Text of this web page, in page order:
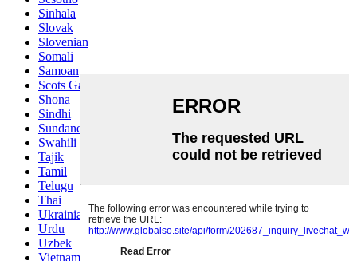
Sinhala
Slovak
Slovenian
Somali
Samoan
Scots Gaelic
Shona
Sindhi
Sundanese
Swahili
Tajik
Tamil
Telugu
Thai
Ukrainian
Urdu
Uzbek
Vietnamese